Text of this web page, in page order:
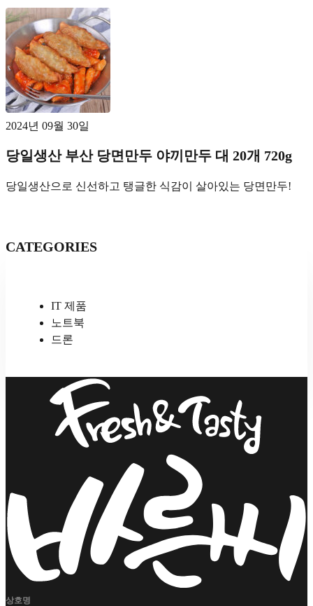
2024년 09월 30일
당일생산 부산 당면만두 야끼만두 대 20개 720g
당일생산으로 신선하고 탱글한 식감이 살아있는 당면만두!
CATEGORIES
IT 제품
노트북
드론
상호명